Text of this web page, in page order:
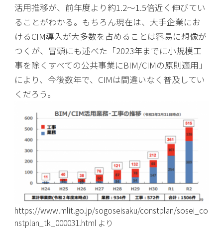
活用推移が、前年度より約1.2～1.5倍近く伸びてい
ることがわかる。もちろん現在は、大手企業にお
けるCIM導入が大多数を占めることは容易に想像が
つくが、冒頭にも述べた「2023年までに小規模工
事を除くすべての公共事業にBIM/CIMの原則適用」
により、今後数年で、CIMは間違いなく普及してい
くだろう。
https://www.mlit.go.jp/sogoseisaku/constplan/sosei_co
nstplan_tk_000031.html より